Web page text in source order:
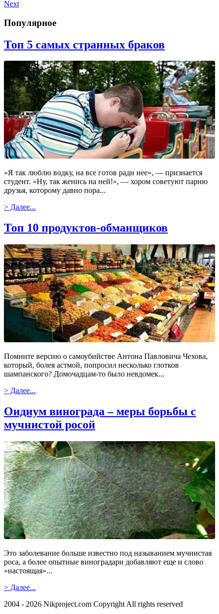
Next
Популярное
Топ 5 самых странных браков
«Я так люблю водку, на все готов ради нее», — признается
студент. «Ну, так женись на ней!», — хором советуют парню
друзья, которому давно пора...
> Далее...
Топ 10 продуктов-обманщиков
Помните версию о самоубийстве Антона Павловича Чехова,
который, болея астмой, попросил несколько глотков
шампанского? Домочадцам-то было невдомек...
> Далее...
Оидиум винограда – меры борьбы c
мучнистой росой
Это заболевание больше известно под называнием мучнистая
роса, а более опытные виноградари добавляют еще и слово
«настоящая»...
> Далее...
2004 - 2026 Nikproject.com Copyright All rights reserved